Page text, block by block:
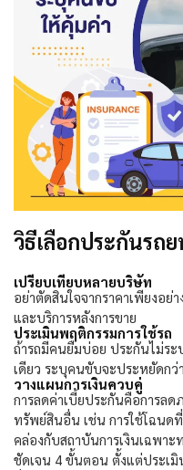
วิธีเลือกประกันรถ
เปรียบเทียบหลายบริษัท
อย่าตัดสินใจจากราคาเพียงอย่
และบริการหลังการขาย
ประเมินพฤติกรรมการใช้รถ
ถ้ารถมีคนยืมบ่อย ประกันไม่ระ
เดียว ระบุคนขับจะประหยัดก
วางแผนการเงินควบคู่
การลดค่าเบี้ยประกันคือการลด
ทรัพย์สินอื่น เช่น การใช้โฉน
คล่องกับสถาบันการเงินเฉพา
ชัดเจน 4 ขั้นตอน ตั้งแต่ประเมิ